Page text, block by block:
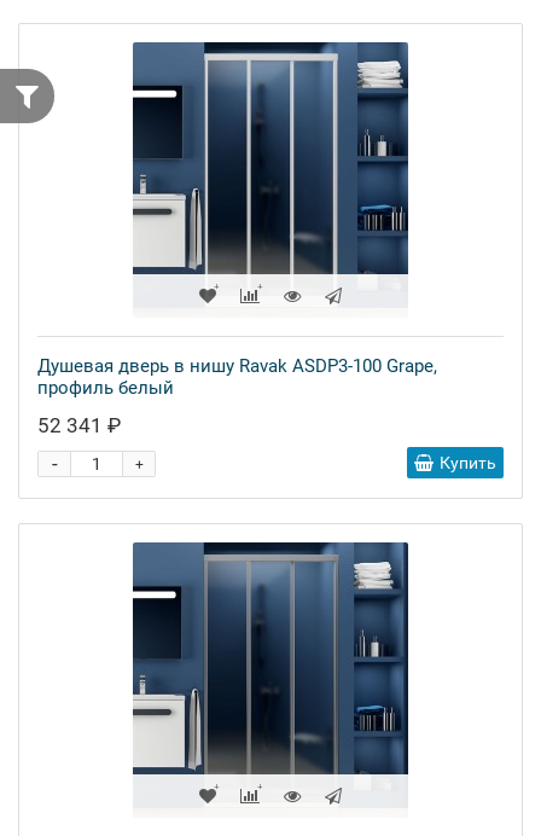
Душевая дверь в нишу Ravak ASDP3-100 Grape,
профиль белый
52 341 ₽
+
- Купить